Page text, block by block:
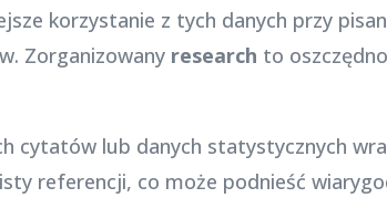
korzystanie z tych danych przy
Zorganizowany research to
cytatów lub danych statystycznych
referencji, co może podnieść